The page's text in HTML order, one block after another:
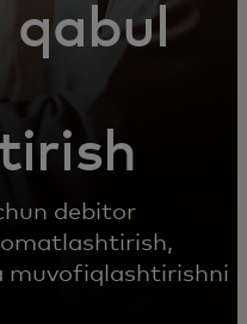
qabul
debitor
muvofiqlashtirishni